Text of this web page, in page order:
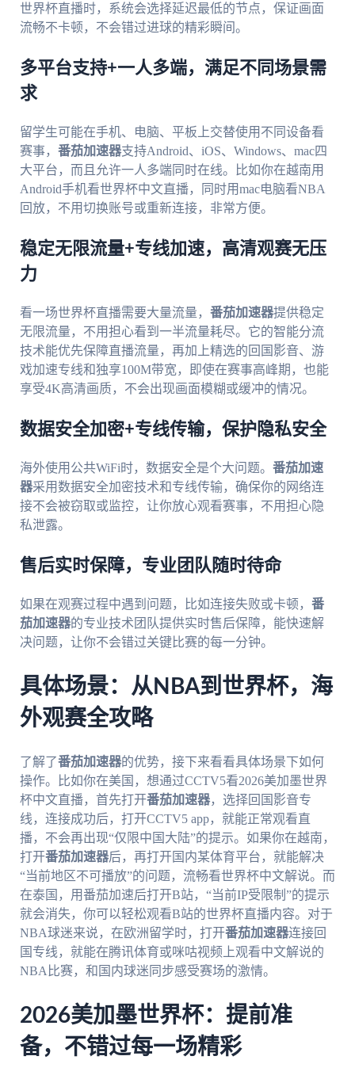
世界杯直播时，系统会选择延迟最低的节点，保证画面
流畅不卡顿，不会错过进球的精彩瞬间。
多平台支持+一人多端，满足不同场景需
求
留学生可能在手机、电脑、平板上交替使用不同设备看
赛事， 番茄加速器支持Android、iOS、Windows、mac四
大平台，而且允许一人多端同时在线。比如你在越南用
Android手机看世界杯中文直播，同时用mac电脑看NBA
回放，不用切换账号或重新连接，非常方便。
稳定无限流量+专线加速，高清观赛无压
力
看一场世界杯直播需要大量流量， 番茄加速器提供稳定
无限流量，不用担心看到一半流量耗尽。它的智能分流
技术能优先保障直播流量，再加上精选的回国影音、游
戏加速专线和独享100M带宽，即使在赛事高峰期，也能
享受4K高清画质，不会出现画面模糊或缓冲的情况。
数据安全加密+专线传输，保护隐私安全
海外使用公共WiFi时，数据安全是个大问题。 番茄加速
器采用数据安全加密技术和专线传输，确保你的网络连
接不会被窃取或监控，让你放心观看赛事，不用担心隐
私泄露。
售后实时保障，专业团队随时待命
如果在观赛过程中遇到问题，比如连接失败或卡顿， 番
茄加速器的专业技术团队提供实时售后保障，能快速解
决问题，让你不会错过关键比赛的每一分钟。
具体场景：从NBA到世界杯，海
外观赛全攻略
了解了番茄加速器的优势，接下来看看具体场景下如何
操作。比如你在美国，想通过CCTV5看2026美加墨世界
杯中文直播，首先打开番茄加速器，选择回国影音专
线，连接成功后，打开CCTV5 app，就能正常观看直
播，不会再出现“仅限中国大陆”的提示。如果你在越南，
打开番茄加速器后，再打开国内某体育平台，就能解决
“当前地区不可播放”的问题，流畅看世界杯中文解说。而
在泰国，用番茄加速后打开B站，“当前IP受限制”的提示
就会消失，你可以轻松观看B站的世界杯直播内容。对于
NBA球迷来说，在欧洲留学时，打开番茄加速器连接回
国专线，就能在腾讯体育或咪咕视频上观看中文解说的
NBA比赛，和国内球迷同步感受赛场的激情。
2026美加墨世界杯：提前准
备，不错过每一场精彩